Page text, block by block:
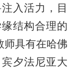
入活力，目
结构合理的
师具有在哈佛
夕法尼亚大